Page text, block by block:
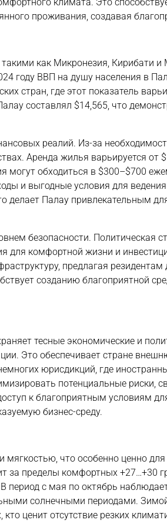
проживания, создавая
как Микронезия, Кирибати
году ВВП на душу населения в
стран, где этот показатель
составлял $14,565, что
реалий. Из-за
Аренда жилья варьируется от
могут обходиться в $300–$700
и выгодные условия для
делает Палау привлекательным
безопасности. Политическая
для комфортной жизни и
предлагая
созданию благоприятной
тесные экономические и
Это обеспечивает стране
юрисдикций, где
потенциальные риски,
к благоприятным условиям
бизнес-среду.
мягкостью, что особенно ценно
за пределы комфортных +27…+30
период с мая по октябрь
солнечными периодами.
ценит отсутствие резких